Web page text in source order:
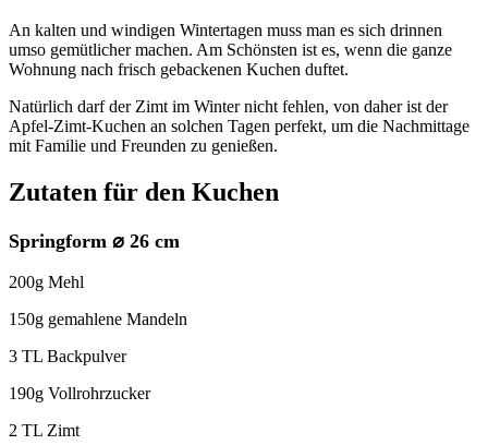
An kalten und windigen Wintertagen muss man es sich drinnen
umso gemütlicher machen. Am Schönsten ist es, wenn die ganze
Wohnung nach frisch gebackenen Kuchen duftet.
Natürlich darf der Zimt im Winter nicht fehlen, von daher ist der
Apfel-Zimt-Kuchen an solchen Tagen perfekt, um die Nachmittage
mit Familie und Freunden zu genießen.
Zutaten für den Kuchen
Springform ⌀ 26 cm
200g Mehl
150g gemahlene Mandeln
3 TL Backpulver
190g Vollrohrzucker
2 TL Zimt